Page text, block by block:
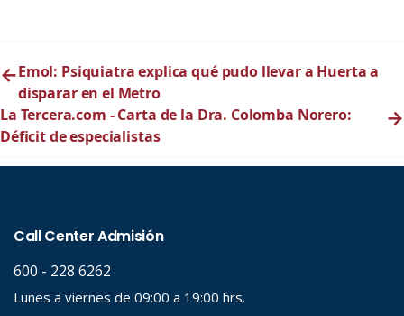
←Emol: Psiquiatra explica qué pudo llevar a Huerta a
disparar en el Metro
La Tercera.com - Carta de la Dra. Colomba Norero:
Déficit de especialistas
→